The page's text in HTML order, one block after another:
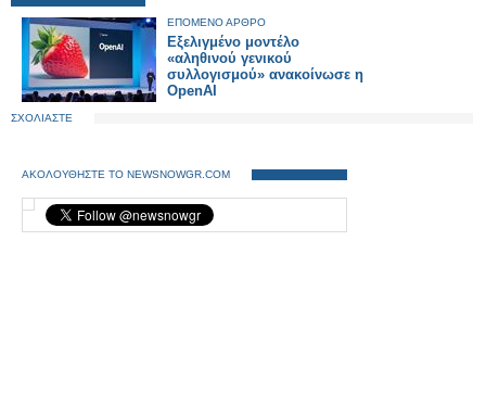
ΕΠΟΜΕΝΟ ΑΡΘΡΟ
Εξελιγμένο μοντέλο
«αληθινού γενικού
συλλογισμού» ανακοίνωσε η
OpenAI
ΣΧΟΛΙΑΣΤΕ
ΑΚΟΛΟΥΘΗΣΤΕ ΤΟ NEWSNOWGR.COM